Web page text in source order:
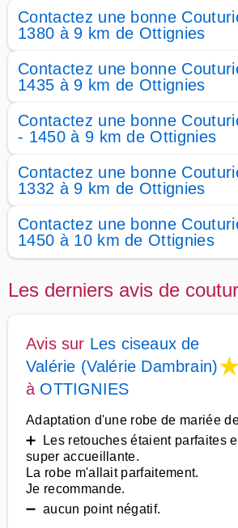
Contactez une bonne
1380 à 9 km de Ottignies
Contactez une bonne
1435 à 9 km de Ottignies
Contactez une bonne
- 1450 à 9 km de Ottignies
Contactez une bonne
1332 à 9 km de Ottignies
Contactez une bonne
1450 à 10 km de Ottignies
Les derniers avis de
Avis sur Les ciseaux de
Valérie (Valérie Dambrain)
à OTTIGNIES
Adaptation d'une robe de mariée
➕ Les retouches étaient parfaites
super accueillante.
La robe m'allait parfaitement.
Je recommande.
➖ aucun point négatif.